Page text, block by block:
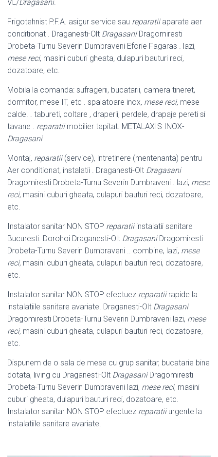
VL/Dragasani.
Frigotehnist P.F.A. asigur service sau reparatiiaparate aer
conditionat . Draganesti-Olt DragasaniDragomiresti
Drobeta-Turnu Severin Dumbraveni Eforie Fagaras . lazi,
mese reci, masini cuburi gheata, dulapuri bauturi reci,
dozatoare, etc.
Mobila la comanda: sufragerii, bucatarii, camera tineret,
dormitor, mese IT, etc . spalatoare inox, mese reci, mese
calde. . tabureti, coltare , draperii, perdele, drapaje pereti si
tavane . reparatiimobilier tapitat. METALAXIS INOX-
Dragasani
Montaj, reparatii(service), intretinere (mentenanta) pentru
Aer conditionat, instalatii . Draganesti-Olt Dragasani
Dragomiresti Drobeta-Turnu Severin Dumbraveni . lazi, mese
reci, masini cuburi gheata, dulapuri bauturi reci, dozatoare,
etc.
Instalator sanitar NON STOP reparatiiinstalatii sanitare
Bucuresti. Dorohoi Draganesti-Olt DragasaniDragomiresti
Drobeta-Turnu Severin Dumbraveni .. combine, lazi, mese
reci, masini cuburi gheata, dulapuri bauturi reci, dozatoare,
etc.
Instalator sanitar NON STOP efectuez reparatiirapide la
instalatiile sanitare avariate. Draganesti-Olt Dragasani
Dragomiresti Drobeta-Turnu Severin Dumbraveni lazi, mese
reci, masini cuburi gheata, dulapuri bauturi reci, dozatoare,
etc.
Dispunem de o sala de mese cu grup sanitar, bucatarie bine
dotata, living cu Draganesti-Olt DragasaniDragomiresti
Drobeta-Turnu Severin Dumbraveni lazi, mese reci, masini
cuburi gheata, dulapuri bauturi reci, dozatoare, etc.
Instalator sanitar NON STOP efectuez reparatiiurgente la
instalatiile sanitare avariate.